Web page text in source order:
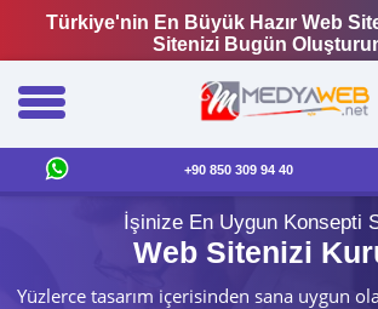
Türkiye'nin En Büyük Hazır Web
Sitenizi Bugün
+90 850 309 94 40
İşinize En Uygun Konsepti
Web Sitenizi
Yüzlerce tasarım içerisinden sana uygun